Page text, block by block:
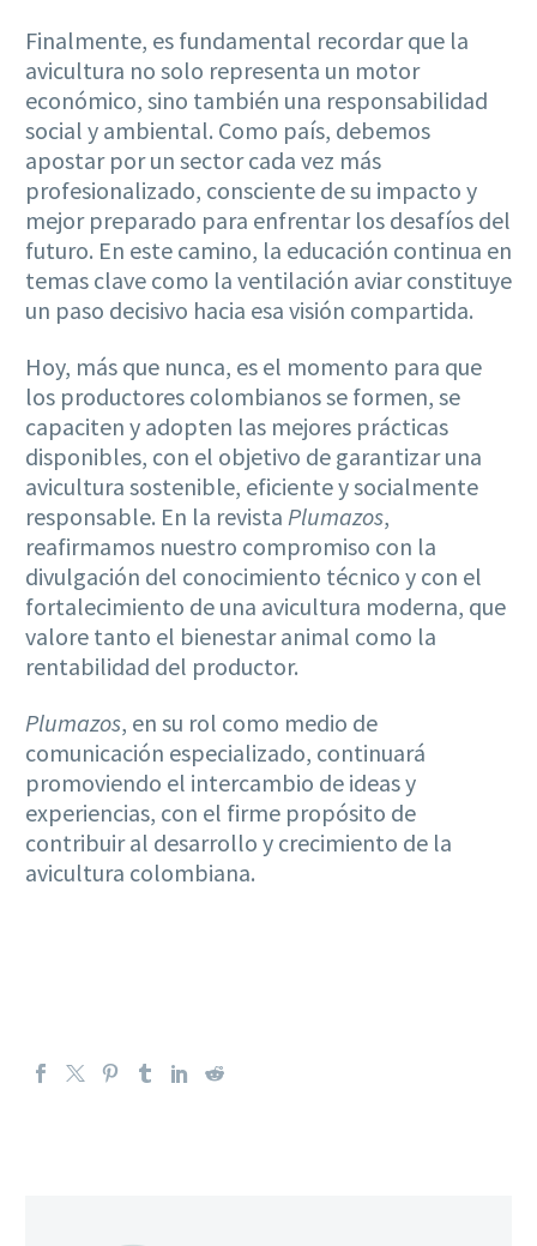
Finalmente, es fundamental recordar que la
avicultura no solo representa un motor
económico, sino también una responsabilidad
social y ambiental. Como país, debemos
apostar por un sector cada vez más
profesionalizado, consciente de su impacto y
mejor preparado para enfrentar los desafíos del
futuro. En este camino, la educación continua en
temas clave como la ventilación aviar constituye
un paso decisivo hacia esa visión compartida.
Hoy, más que nunca, es el momento para que
los productores colombianos se formen, se
capaciten y adopten las mejores prácticas
disponibles, con el objetivo de garantizar una
avicultura sostenible, eficiente y socialmente
responsable. En la revista Plumazos,
reafirmamos nuestro compromiso con la
divulgación del conocimiento técnico y con el
fortalecimiento de una avicultura moderna, que
valore tanto el bienestar animal como la
rentabilidad del productor.
Plumazos, en su rol como medio de
comunicación especializado, continuará
promoviendo el intercambio de ideas y
experiencias, con el firme propósito de
contribuir al desarrollo y crecimiento de la
avicultura colombiana.